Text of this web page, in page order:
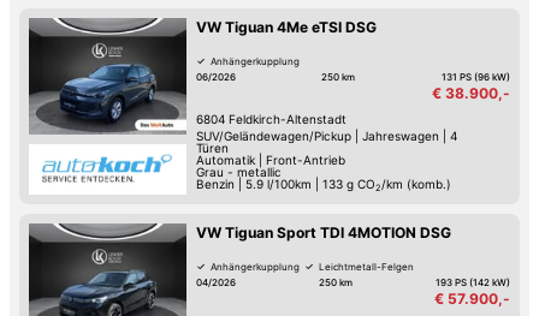
VW Tiguan 4Me eTSI DSG
Anhängerkupplung
06/2026
250 km 131 PS (96 kW)
€ 38.900,-
6804 Feldkirch-Altenstadt
SUV/Geländewagen/Pickup| Jahreswagen
4
Türen
Automatik| Front-Antrieb
Grau - metallic
Benzin
5.9 l/100km 133 g CO2 /km (komb.)
VW Tiguan Sport TDI 4MOTION DSG
Anhängerkupplung
Leichtmetall-Felgen
04/2026
250 km 193 PS (142 kW)
€ 57.900,-